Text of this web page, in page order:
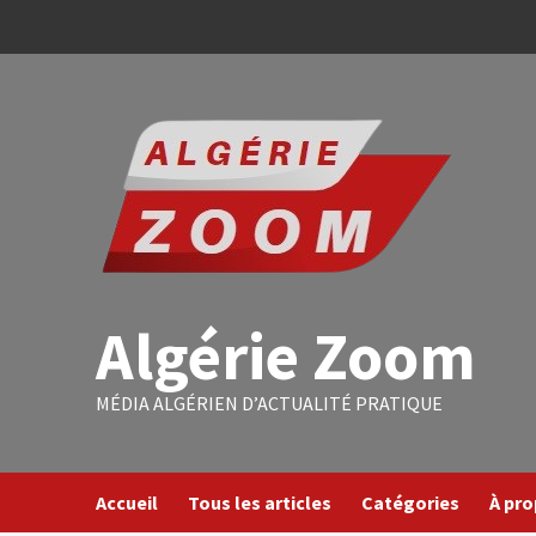
Algérie Zoom
MÉDIA ALGÉRIEN D’ACTUALITÉ PRATIQUE
Accueil Tous les articles Catégories À